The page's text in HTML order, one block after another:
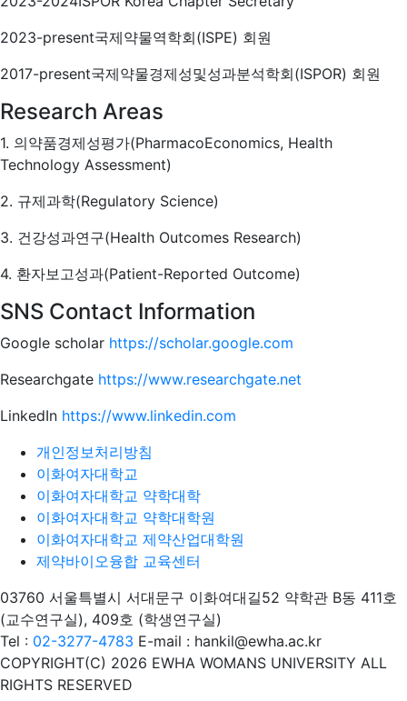
2023-present국제약물역학회(ISPE) 회원
2017-present국제약물경제성및성과분석학회(ISPOR) 회원
Research Areas
1. 의약품경제성평가(PharmacoEconomics, Health
Technology Assessment)
2. 규제과학(Regulatory Science)
3. 건강성과연구(Health Outcomes Research)
4. 환자보고성과(Patient-Reported Outcome)
SNS Contact Information
Google scholar https://scholar.google.com
Researchgate https://www.researchgate.net
LinkedIn https://www.linkedin.com
개인정보처리방침
이화여자대학교
이화여자대학교 약학대학
이화여자대학교 약학대학원
이화여자대학교 제약산업대학원
제약바이오융합 교육센터
03760 서울특별시 서대문구 이화여대길52 약학관 B동 411호
(교수연구실), 409호 (학생연구실)
Tel : 02-3277-4783 E-mail : hankil@ewha.ac.kr
COPYRIGHT(C) 2026 EWHA WOMANS UNIVERSITY ALL
RIGHTS RESERVED